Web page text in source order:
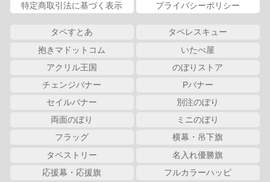
特定商取引法に基づく表示
プライバシーポリシー
タペすとあ
タペレスキュー
抱きマドットコム
いたべ屋
アクリル王国
のぼりストア
チェンジバナー
Pバナー
セイルバナー
別注のぼり
両面のぼり
ミニのぼり
フラッグ
横幕・吊下旗
タペストリー
名入れ優勝旗
応援幕・応援旗
フルカラーハッピ